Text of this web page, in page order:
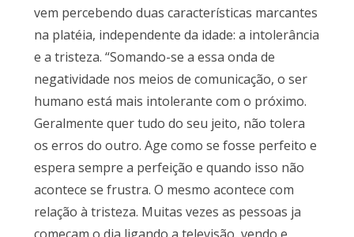
vem percebendo duas características marcantes
na platéia, independente da idade: a intolerância
e a tristeza. “Somando-se a essa onda de
negatividade nos meios de comunicação, o ser
humano está mais intolerante com o próximo.
Geralmente quer tudo do seu jeito, não tolera
os erros do outro. Age como se fosse perfeito e
espera sempre a perfeição e quando isso não
acontece se frustra. O mesmo acontece com
relação à tristeza. Muitas vezes as pessoas ja